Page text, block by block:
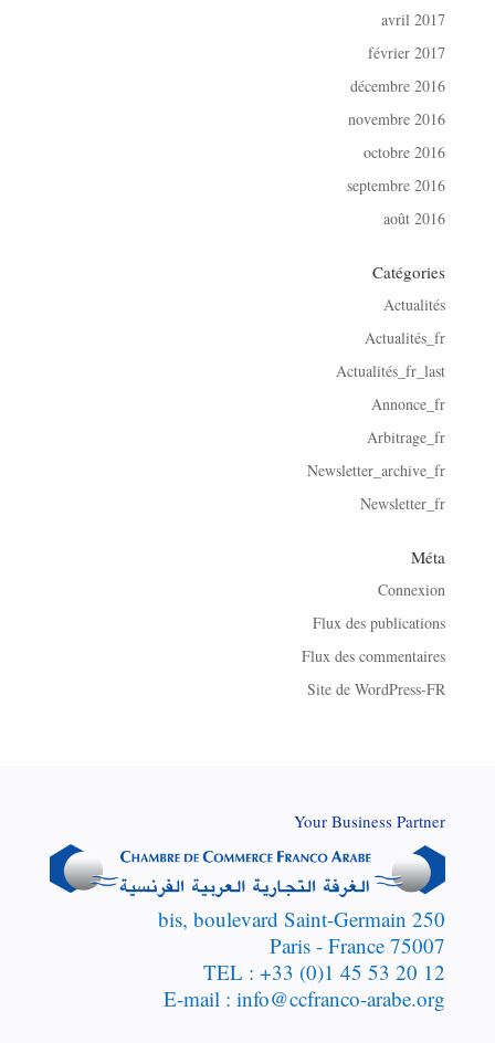
avril 2017
février 2017
décembre 2016
novembre 2016
octobre 2016
septembre 2016
août 2016
Catégories
Actualités
Actualités_fr
Actualités_fr_last
Annonce_fr
Arbitrage_fr
Newsletter_archive_fr
Newsletter_fr
Méta
Connexion
Flux des publications
Flux des commentaires
Site de WordPress-FR
Your Business Partner
250 bis, boulevard Saint-Germain
75007 Paris - France
TEL : +33 (0)1 45 53 20 12
E-mail : info@ccfranco-arabe.org